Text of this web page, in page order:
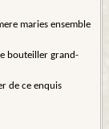
maries ensemble
bouteiller grand-
de ce enquis